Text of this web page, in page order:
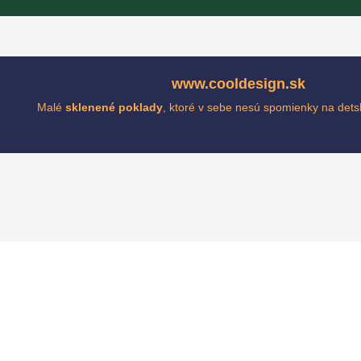
www.cooldesign.sk
Malé sklenené poklady, ktoré v sebe nesú spomienky na